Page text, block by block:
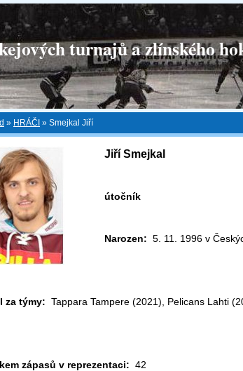
turnajů a zlínského
» HRÁČI » Smejkal Jiří
Jiří Smejkal
útočník
Narozen: 5. 11. 1996 v
za týmy: Tappara Tampere (2021), Pelicans Lahti
zápasů v reprezentaci: 42